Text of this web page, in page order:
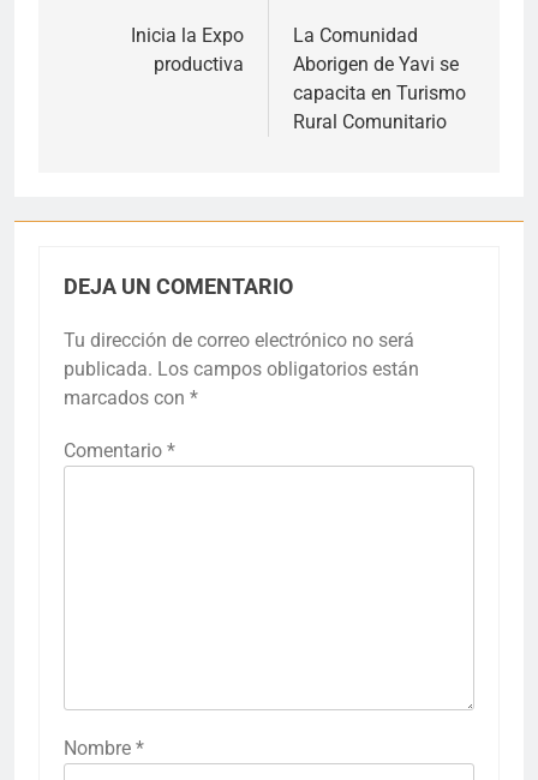
entradas
Inicia la Expo
productiva
La Comunidad
Aborigen de Yavi se
capacita en Turismo
Rural Comunitario
DEJA UN COMENTARIO
Tu dirección de correo electrónico no será
publicada. Los campos obligatorios están
marcados con *
Comentario *
Nombre *